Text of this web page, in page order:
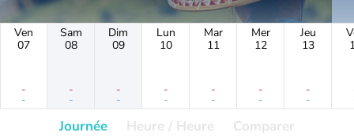
Ven
07
-
-
Sam
08
-
-
Dim
09
-
-
Lun
10
-
-
Mar
11
-
-
Mer
12
-
-
Jeu
13
-
-
Journée Heure / Heure Comparer